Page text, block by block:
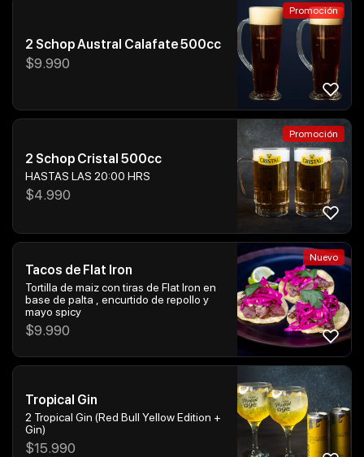
2 Schop Austral Calafate 500cc
$9.990
Promoción
2 Schop Cristal 500cc
HASTAS LAS 20:00 HRS
$4.990
Promoción
Tacos de Flat Iron
Tortilla de maiz con tiras de Flat Iron en
base de palta , encurtido de repollo y
mayo spicy
$9.990
Nuevo
Tropical Gin
2 Tropical Gin (Red Bull Yellow Edition +
Gin)
$15.990